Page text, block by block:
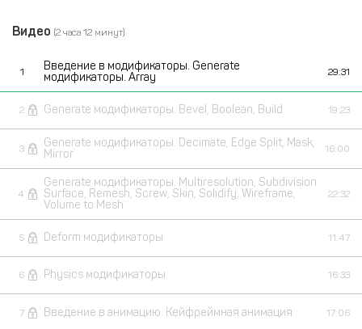
Видео (2 часа 12 минут)
1
Введение в модификаторы. Generate
модификаторы. Array
29:31
2 Generate модификаторы. Bevel, Boolean, Build 19:23
3
Generate модификаторы. Decimate, Edge Split, Mask,
Mirror
16:00
4
Generate модификаторы. Multiresolution, Subdivision
Surface, Remesh, Screw, Skin, Solidify, Wireframe,
Volume to Mesh
22:32
5 Deform модификаторы 11:47
6 Physics модификаторы 16:33
7 Введение в анимацию. Кейфреймная анимация 17:06